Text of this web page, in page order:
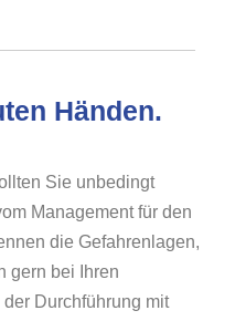
Händen.
Sie unbedingt
Management für den
die Gefahrenlagen,
gern bei Ihren
Durchführung mit